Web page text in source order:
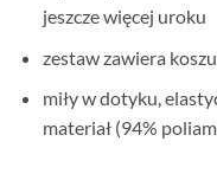
jeszcze więcej uroku
zestaw zawiera
miły w dotyku,
materiał (94%